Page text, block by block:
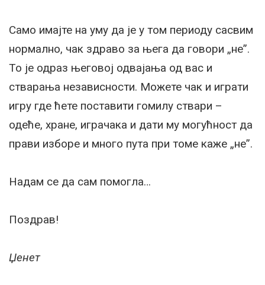
Само имајте на уму да је у том периоду сасвим
нормално, чак здраво за њега да говори „не”.
То је одраз његовој одвајања од вас и
стварања независности. Можете чак и играти
игру где ћете поставити гомилу ствари –
одеће, хране, играчака и дати му могућност да
прави изборе и много пута при томе каже „не”.
Надам се да сам помогла…
Поздрав!
Џенет